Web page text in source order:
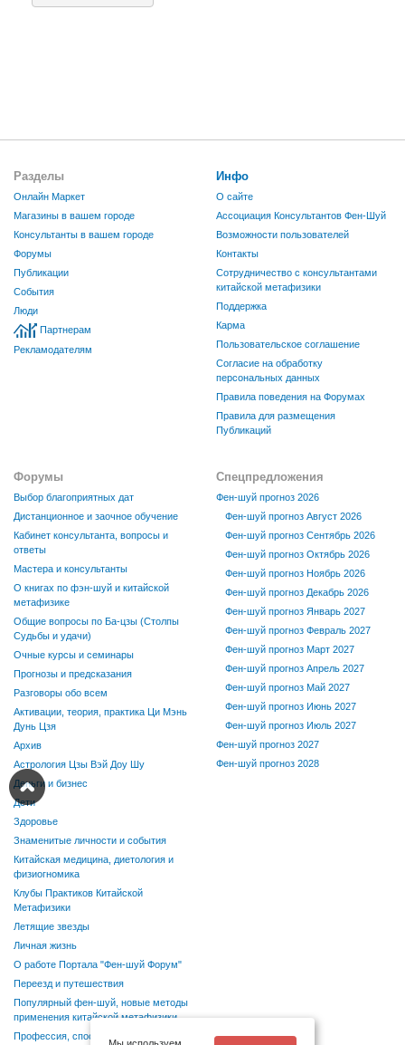
Разделы
Онлайн Маркет
Магазины в вашем городе
Консультанты в вашем городе
Форумы
Публикации
События
Люди
Партнерам
Рекламодателям
Инфо
О сайте
Ассоциация Консультантов Фен-Шуй
Возможности пользователей
Контакты
Сотрудничество с консультантами
китайской метафизики
Поддержка
Карма
Пользовательское соглашение
Согласие на обработку
персональных данных
Правила поведения на Форумах
Правила для размещения
Публикаций
Форумы
Выбор благоприятных дат
Дистанционное и заочное обучение
Кабинет консультанта, вопросы и
ответы
Мастера и консультанты
О книгах по фэн-шуй и китайской
метафизике
Общие вопросы по Ба-цзы (Столпы
Судьбы и удачи)
Очные курсы и семинары
Прогнозы и предсказания
Разговоры обо всем
Активации, теория, практика Ци Мэнь
Дунь Цзя
Архив
Астрология Цзы Вэй Доу Шу
Деньги и бизнес
Дети
Здоровье
Знаменитые личности и события
Китайская медицина, диетология и
физиогномика
Клубы Практиков Китайской
Метафизики
Летящие звезды
Личная жизнь
О работе Портала "Фен-шуй Форум"
Переезд и путешествия
Популярный фен-шуй, новые методы
применения китайской метафизики
Профессия, способности, хобби
Спецпредложения
Фен-шуй прогноз 2026
Фен-шуй прогноз Август 2026
Фен-шуй прогноз Сентябрь 2026
Фен-шуй прогноз Октябрь 2026
Фен-шуй прогноз Ноябрь 2026
Фен-шуй прогноз Декабрь 2026
Фен-шуй прогноз Январь 2027
Фен-шуй прогноз Февраль 2027
Фен-шуй прогноз Март 2027
Фен-шуй прогноз Апрель 2027
Фен-шуй прогноз Май 2027
Фен-шуй прогноз Июнь 2027
Фен-шуй прогноз Июль 2027
Фен-шуй прогноз 2027
Фен-шуй прогноз 2028